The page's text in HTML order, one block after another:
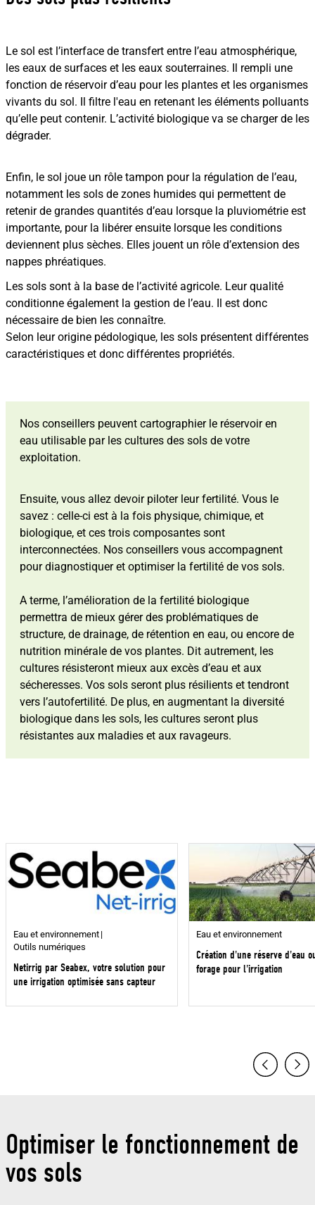
Le sol est l’interface de transfert entre l’eau atmosphérique,
les eaux de surfaces et les eaux souterraines. Il rempli une
fonction de réservoir d’eau pour les plantes et les organismes
vivants du sol. Il filtre l'eau en retenant les éléments polluants
qu’elle peut contenir. L’activité biologique va se charger de les
dégrader.
Enfin, le sol joue un rôle tampon pour la régulation de l’eau,
notamment les sols de zones humides qui permettent de
retenir de grandes quantités d’eau lorsque la pluviométrie est
importante, pour la libérer ensuite lorsque les conditions
deviennent plus sèches. Elles jouent un rôle d’extension des
nappes phréatiques.
Les sols sont à la base de l’activité agricole. Leur qualité
conditionne également la gestion de l’eau. Il est donc
nécessaire de bien les connaître.
Selon leur origine pédologique, les sols présentent différentes
caractéristiques et donc différentes propriétés.
Nos conseillers peuvent cartographier le réservoir en
eau utilisable par les cultures des sols de votre
exploitation.
Ensuite, vous allez devoir piloter leur fertilité. Vous le
savez : celle-ci est à la fois physique, chimique, et
biologique, et ces trois composantes sont
interconnectées. Nos conseillers vous accompagnent
pour diagnostiquer et optimiser la fertilité de vos sols.
A terme, l’amélioration de la fertilité biologique
permettra de mieux gérer des problématiques de
structure, de drainage, de rétention en eau, ou encore de
nutrition minérale de vos plantes. Dit autrement, les
cultures résisteront mieux aux excès d’eau et aux
sécheresses. Vos sols seront plus résilients et tendront
vers l’autofertilité. De plus, en augmentant la diversité
biologique dans les sols, les cultures seront plus
résistantes aux maladies et aux ravageurs.
Eau et environnement
Outils numériques
Netirrig par Seabex, votre solution pour
une irrigation optimisée sans capteur
Eau et environnement
Création d'une réserve d'eau
forage pour l'irrigation
Optimiser le fonctionnement de
vos sols